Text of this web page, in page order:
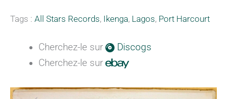
Tags : All Stars Records, Ikenga, Lagos, Port Harcourt
Cherchez-le sur
Discogs
Cherchez-le sur